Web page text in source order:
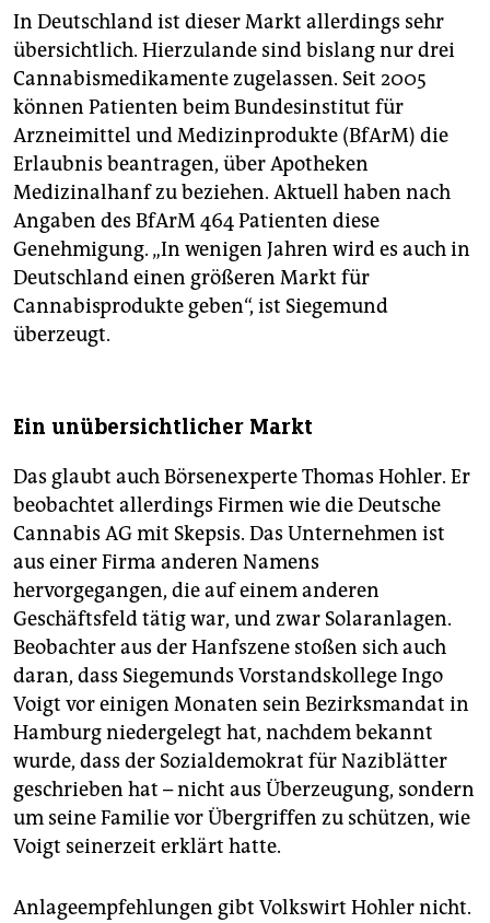
In Deutschland ist dieser Markt allerdings sehr
übersichtlich. Hierzulande sind bislang nur drei
Cannabismedikamente zugelassen. Seit 2005
können Patienten beim Bundesinstitut für
Arzneimittel und Medizinprodukte (BfArM) die
Erlaubnis beantragen, über Apotheken
Medizinalhanf zu beziehen. Aktuell haben nach
Angaben des BfArM 464 Patienten diese
Genehmigung. „In wenigen Jahren wird es auch in
Deutschland einen größeren Markt für
Cannabisprodukte geben“, ist Siegemund
überzeugt.
Ein unübersichtlicher Markt
Das glaubt auch Börsenexperte Thomas Hohler. Er
beobachtet allerdings Firmen wie die Deutsche
Cannabis AG mit Skepsis. Das Unternehmen ist
aus einer Firma anderen Namens
hervorgegangen, die auf einem anderen
Geschäftsfeld tätig war, und zwar Solaranlagen.
Beobachter aus der Hanfszene stoßen sich auch
daran, dass Siegemunds Vorstandskollege Ingo
Voigt vor einigen Monaten sein Bezirksmandat in
Hamburg niedergelegt hat, nachdem bekannt
wurde, dass der Sozialdemokrat für Naziblätter
geschrieben hat – nicht aus Überzeugung, sondern
um seine Familie vor Übergriffen zu schützen, wie
Voigt seinerzeit erklärt hatte.
Anlageempfehlungen gibt Volkswirt Hohler nicht.